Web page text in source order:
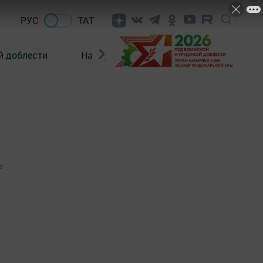
РУС ТАТ
доблести Нацпроекты Поколение будущего